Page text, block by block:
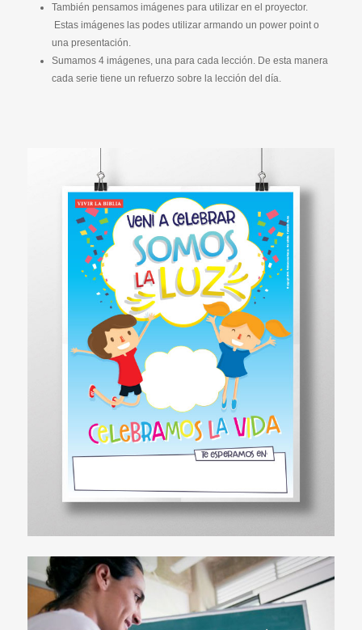
También pensamos imágenes para utilizar en el proyector.
Estas imágenes las podes utilizar armando un power point o
una presentación.
Sumamos 4 imágenes, una para cada lección. De esta manera
cada serie tiene un refuerzo sobre la lección del día.